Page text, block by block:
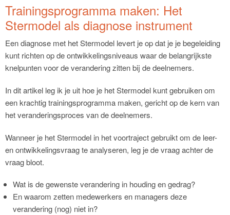
Trainingsprogramma maken: Het
Stermodel als diagnose instrument
Een diagnose met het Stermodel levert je op dat je je begeleiding
kunt richten op de ontwikkelingsniveaus waar de belangrijkste
knelpunten voor de verandering zitten bij de deelnemers.
In dit artikel leg ik je uit hoe je het Stermodel kunt gebruiken om
een krachtig trainingsprogramma maken, gericht op de kern van
het veranderingsproces van de deelnemers.
Wanneer je het Stermodel in het voortraject gebruikt om de leer-
en ontwikkelingsvraag te analyseren, leg je de vraag achter de
vraag bloot.
Wat is de gewenste verandering in houding en gedrag?
En waarom zetten medewerkers en managers deze
verandering (nog) niet in?